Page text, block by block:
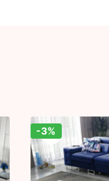
Zľava!
-3%